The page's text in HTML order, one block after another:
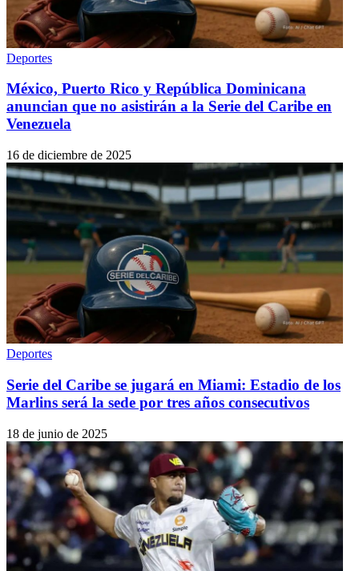
Deportes
México, Puerto Rico y República Dominicana
anuncian que no asistirán a la Serie del Caribe en
Venezuela
16 de diciembre de 2025
Deportes
Serie del Caribe se jugará en Miami: Estadio de los
Marlins será la sede por tres años consecutivos
18 de junio de 2025